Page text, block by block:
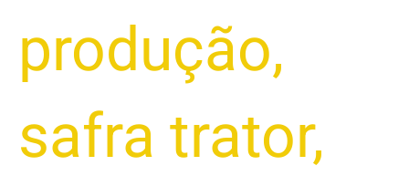
produção,
safra trator,